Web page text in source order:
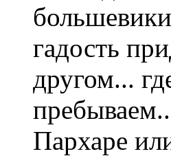
гадость
другом...
Пархаре